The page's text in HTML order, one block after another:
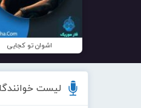
اشوان تو کجایی
لیست